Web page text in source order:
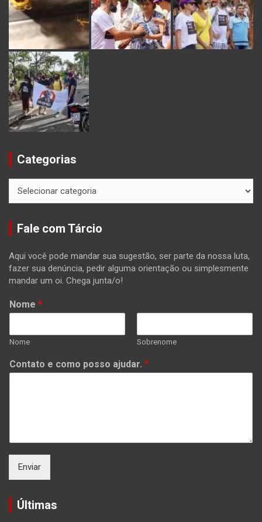
Categorias
Fale com Tárcio
Aqui você pode mandar sua sugestão, ser parte da nossa luta,
fazer sua denúncia, pedir alguma orientação ou simplesmente
mandar um oi. Chega junta/o!
Nome *
Nome Sobrenome
Contato e como posso ajudar. *
Enviar
Últimas